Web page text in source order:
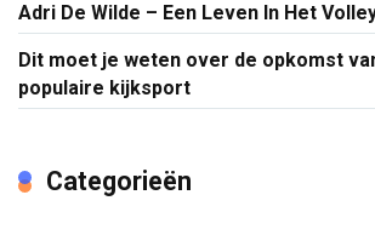
Adri De Wilde – Een Leven In Het
Dit moet je weten over de opkomst
populaire kijksport
Categorieën